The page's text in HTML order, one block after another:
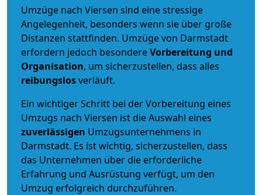
Umzüge nach Viersen sind eine stressige
Angelegenheit, besonders wenn sie über große
Distanzen stattfinden. Umzüge von Darmstadt
erfordern jedoch besondereVorbereitung und
Organisation, um sicherzustellen, dass alles
reibungslosverläuft.
Ein wichtiger Schritt bei der Vorbereitung eines
Umzugs nach Viersen ist die Auswahl eines
zuverlässigen Umzugsunternehmens in
Darmstadt. Es ist wichtig, sicherzustellen, dass
das Unternehmen über die erforderliche
Erfahrung und Ausrüstung verfügt, um den
Umzug erfolgreich durchzuführen.